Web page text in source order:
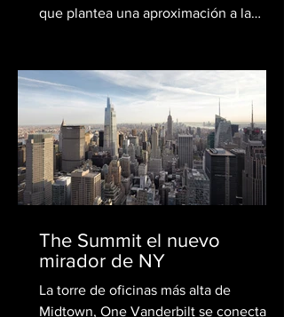
que plantea una aproximación a la
The Summit el nuevo
mirador de NY
La torre de oficinas más alta de
Midtown, One Vanderbilt se conecta